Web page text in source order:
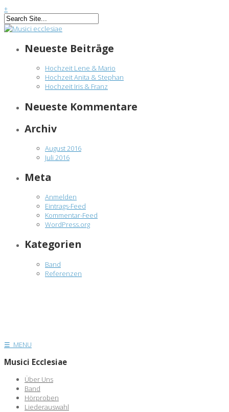
+
Neueste Beiträge
Hochzeit Lene & Mario
Hochzeit Anita & Stephan
Hochzeit Iris & Franz
Neueste Kommentare
Archiv
August 2016
Juli 2016
Meta
Anmelden
Eintrags-Feed
Kommentar-Feed
WordPress.org
Kategorien
Band
Referenzen
☰ MENU
Musici Ecclesiae
Über Uns
Band
Hörproben
Liederauswahl